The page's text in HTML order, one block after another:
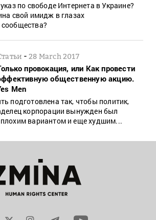
по свободе Интернета в Украине?
свой имидж в глазах
-28 March 2017
провокация, или Как провести
общественную акцию.
Men
подготовлена так, чтобы политик,
корпорации вынужден был
вариантом и еще худшим...